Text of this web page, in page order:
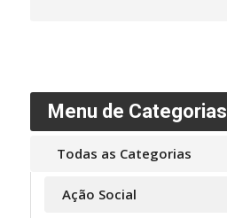
Menu de Categorias
Todas as Categorias
Ação Social